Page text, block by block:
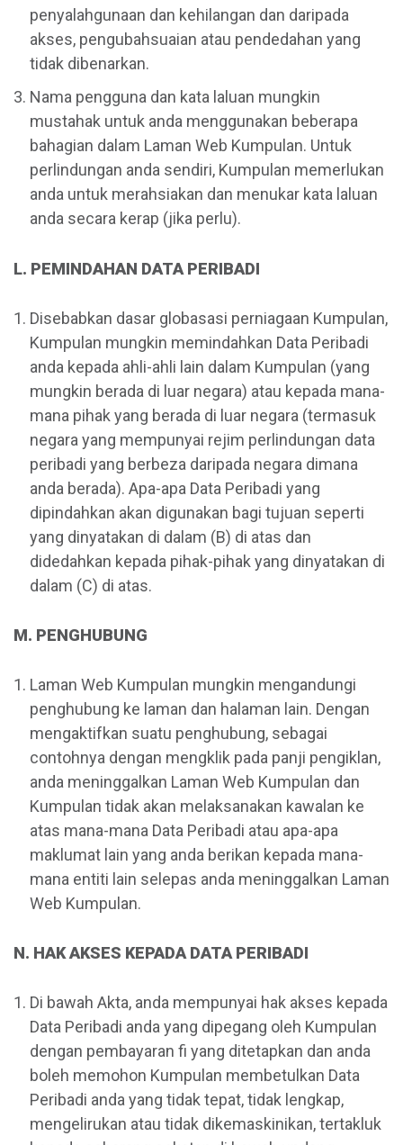
penyalahgunaan dan kehilangan dan daripada
akses, pengubahsuaian atau pendedahan yang
tidak dibenarkan.
Nama pengguna dan kata laluan mungkin
mustahak untuk anda menggunakan beberapa
bahagian dalam Laman Web Kumpulan. Untuk
perlindungan anda sendiri, Kumpulan memerlukan
anda untuk merahsiakan dan menukar kata laluan
anda secara kerap (jika perlu).
L. PEMINDAHAN DATA PERIBADI
Disebabkan dasar globasasi perniagaan Kumpulan,
Kumpulan mungkin memindahkan Data Peribadi
anda kepada ahli-ahli lain dalam Kumpulan (yang
mungkin berada di luar negara) atau kepada mana-
mana pihak yang berada di luar negara (termasuk
negara yang mempunyai rejim perlindungan data
peribadi yang berbeza daripada negara dimana
anda berada). Apa-apa Data Peribadi yang
dipindahkan akan digunakan bagi tujuan seperti
yang dinyatakan di dalam (B) di atas dan
didedahkan kepada pihak-pihak yang dinyatakan di
dalam (C) di atas.
M. PENGHUBUNG
Laman Web Kumpulan mungkin mengandungi
penghubung ke laman dan halaman lain. Dengan
mengaktifkan suatu penghubung, sebagai
contohnya dengan mengklik pada panji pengiklan,
anda meninggalkan Laman Web Kumpulan dan
Kumpulan tidak akan melaksanakan kawalan ke
atas mana-mana Data Peribadi atau apa-apa
maklumat lain yang anda berikan kepada mana-
mana entiti lain selepas anda meninggalkan Laman
Web Kumpulan.
N. HAK AKSES KEPADA DATA PERIBADI
Di bawah Akta, anda mempunyai hak akses kepada
Data Peribadi anda yang dipegang oleh Kumpulan
dengan pembayaran fi yang ditetapkan dan anda
boleh memohon Kumpulan membetulkan Data
Peribadi anda yang tidak tepat, tidak lengkap,
mengelirukan atau tidak dikemaskinikan, tertakluk